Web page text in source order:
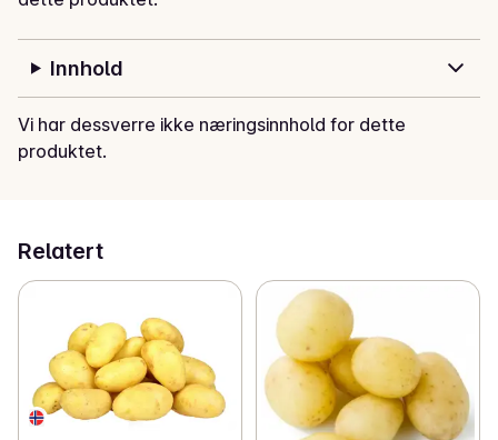
Innhold
Vi har dessverre ikke næringsinnhold for dette
produktet.
Relatert